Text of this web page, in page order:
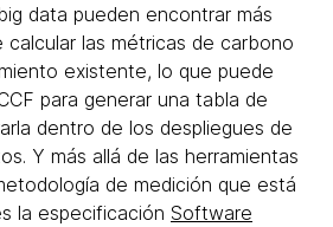
data pueden encontrar más
las métricas de carbono
existente, lo que puede
para generar una tabla de
dentro de los despliegues de
Y más allá de las herramientas
de medición que está
la especificación Software